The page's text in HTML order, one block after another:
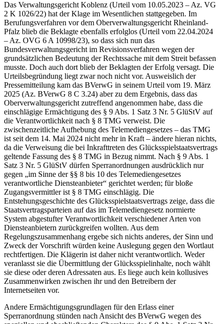
Das Verwaltungsgericht Koblenz (Urteil vom 10.05.2023 – Az. VG
2 K 1026/22) hat der Klage im Wesentlichen stattgegeben. Im
Berufungsverfahren vor dem Oberverwaltungsgericht Rheinland-
Pfalz blieb die Beklagte ebenfalls erfolglos (Urteil vom 22.04.2024
– Az. OVG 6 A 10998/23), so dass sich nun das
Bundesverwaltungsgericht im Revisionsverfahren wegen der
grundsätzlichen Bedeutung der Rechtssache mit dem Streit befassen
musste. Doch auch dort blieb der Beklagten der Erfolg versagt. Die
Urteilsbegründung liegt zwar noch nicht vor. Ausweislich der
Pressemitteilung kam das BVerwG in seinem Urteil vom 19. März
2025 (Az. BVerwG 8 C 3.24) aber zu dem Ergebnis, dass das
Oberverwaltungsgericht zutreffend angenommen habe, dass die
einschlägige Ermächtigung des § 9 Abs. 1 Satz 3 Nr. 5 GlüStV auf
die Verantwortlichkeit nach § 8 TMG verweist. Die
zwischenzeitliche Aufhebung des Telemediengesetzes – das TMG
ist seit dem 14. Mai 2024 nicht mehr in Kraft – ändere hieran nichts,
da die Verweisung die bei Inkrafttreten des Glücksspielstaatsvertrags
geltende Fassung des § 8 TMG in Bezug nimmt. Nach § 9 Abs. 1
Satz 3 Nr. 5 GlüStV dürfen Sperranordnungen ausdrücklich nur
gegen „im Sinne der §§ 8 bis 10 des Telemediengesetzes
verantwortliche Diensteanbieter“ gerichtet werden; für bloße
Zugangsvermittler ist § 8 TMG einschlägig. Die
Entstehungsgeschichte des Glücksspielstaatsvertrags zeige, dass die
Staatsvertragsparteien auf das im Telemediengesetz normierte
System abgestufter Verantwortlichkeit verschiedener Arten von
Diensteanbietern zurückgreifen wollten. Aus dem
Regelungszusammenhang ergebe sich nichts anderes, der Sinn und
Zweck der Vorschrift würden keine Auslegung gegen den Wortlaut
rechtfertigen. Die Klägerin ist daher nicht verantwortlich. Weder
veranlasst sie die Übermittlung der Glücksspielinhalte, noch wählt
sie diese oder deren Adressaten aus. Es liege auch kein kollusives
Zusammenwirken zwischen ihr und den Betreibern der
Internetseiten vor.
Andere Ermächtigungsgrundlagen für den Erlass einer
Sperranordnung stünden nach Ansicht des BVerwG wegen des